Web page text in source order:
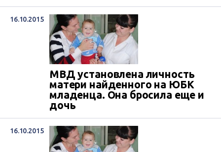
16.10.2015
МВД установлена личность
матери найденного на ЮБК
младенца. Она бросила еще и
дочь
16.10.2015